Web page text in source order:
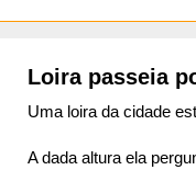
Loira passeia
Uma loira da cidade
A dada altura ela